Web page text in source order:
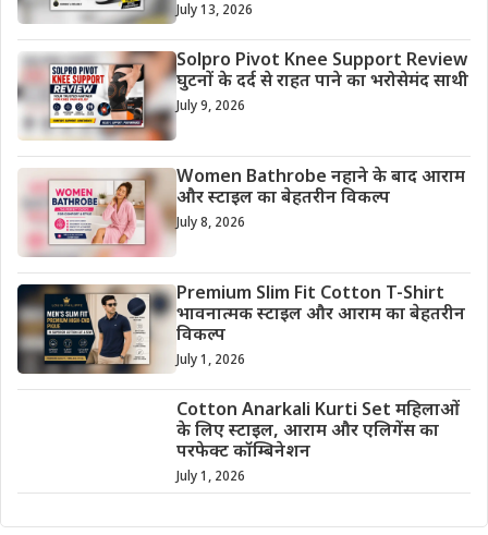
July 13, 2026
Solpro Pivot Knee Support Review
घुटनों के दर्द से राहत पाने का भरोसेमंद साथी
July 9, 2026
Women Bathrobe नहाने के बाद आराम
और स्टाइल का बेहतरीन विकल्प
July 8, 2026
Premium Slim Fit Cotton T-Shirt
भावनात्मक स्टाइल और आराम का बेहतरीन
विकल्प
July 1, 2026
Cotton Anarkali Kurti Set महिलाओं
के लिए स्टाइल, आराम और एलिगेंस का
परफेक्ट कॉम्बिनेशन
July 1, 2026